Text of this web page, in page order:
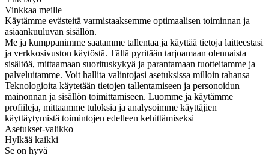
Vinkkaa meille
Käytämme evästeitä varmistaaksemme optimaalisen toiminnan ja
asiaankuuluvan sisällön.
Me ja kumppanimme saatamme tallentaa ja käyttää tietoja laitteestasi
ja verkkosivuston käytöstä. Tällä pyritään tarjoamaan olennaista
sisältöä, mittaamaan suorituskykyä ja parantamaan tuotteitamme ja
palveluitamme. Voit hallita valintojasi asetuksissa milloin tahansa
Teknologioita käytetään tietojen tallentamiseen ja personoidun
mainonnan ja sisällön toimittamiseen. Luomme ja käytämme
profiileja, mittaamme tuloksia ja analysoimme käyttäjien
käyttäytymistä toimintojen edelleen kehittämiseksi
Asetukset-valikko
Hylkää kaikki
Se on hyvä